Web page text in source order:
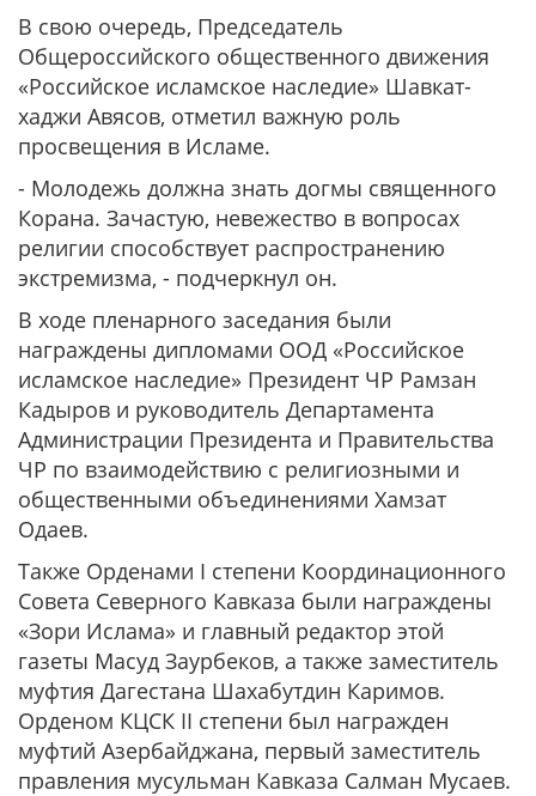
В свою очередь, Председатель
Общероссийского общественного движения
«Российское исламское наследие» Шавкат-
хаджи Авясов, отметил важную роль
просвещения в Исламе.
- Молодежь должна знать догмы священного
Корана. Зачастую, невежество в вопросах
религии способствует распространению
экстремизма, - подчеркнул он.
В ходе пленарного заседания были
награждены дипломами ООД «Российское
исламское наследие» Президент ЧР Рамзан
Кадыров и руководитель Департамента
Администрации Президента и Правительства
ЧР по взаимодействию с религиозными и
общественными объединениями Хамзат
Одаев.
Также Орденами I степени Координационного
Совета Северного Кавказа были награждены
«Зори Ислама» и главный редактор этой
газеты Масуд Заурбеков, а также заместитель
муфтия Дагестана Шахабутдин Каримов.
Орденом КЦСК II степени был награжден
муфтий Азербайджана, первый заместитель
правления мусульман Кавказа Салман Мусаев.